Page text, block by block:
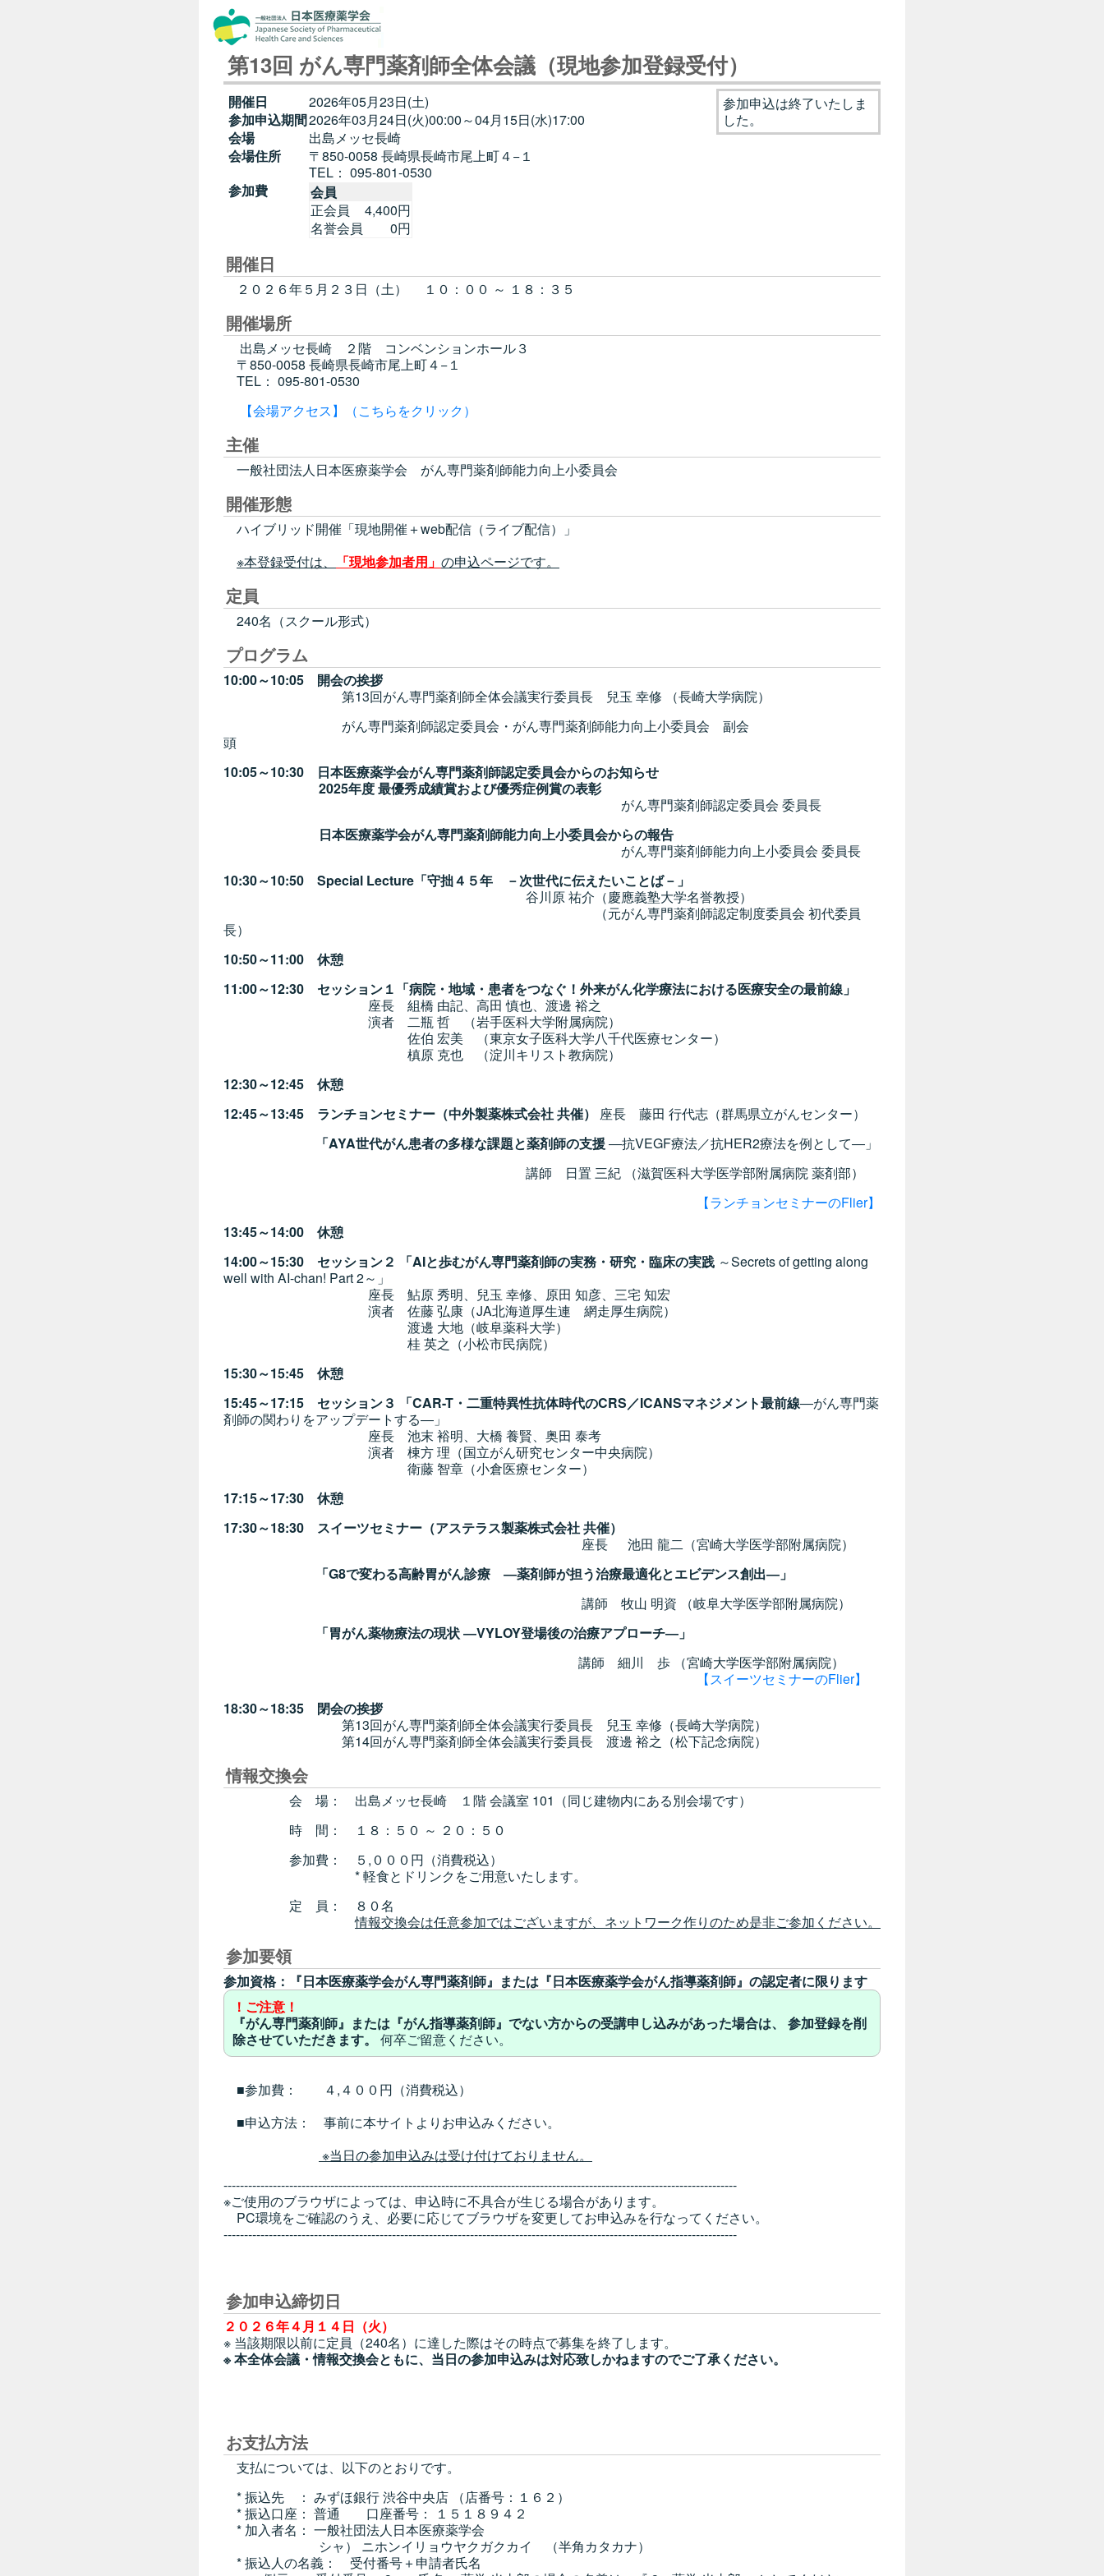
第13回 がん専門薬剤師全体会議（現地参加登録受付）
開催日
2026年05月23日(土)
参加申込期間2026年03月24日(火)00:00～04月15日(水)17:00
会場
出島メッセ長崎
会場住所
〒850-0058 長崎県長崎市尾上町４−１
TEL： 095-801-0530
参加費
会員
正会員
4,400円
名誉会員
0円
参加申込は終了いたしま
した。
開催日
２０２６年５月２３日（土） １０：００ ～ １８：３５
開催場所
出島メッセ長崎 ２階 コンベンションホール３
〒850-0058 長崎県長崎市尾上町４−１
TEL： 095-801-0530
【会場アクセス】（こちらをクリック）
主催
一般社団法人日本医療薬学会 がん専門薬剤師能力向上小委員会
開催形態
ハイブリッド開催「現地開催＋web配信（ライブ配信）」
※本登録受付は、
「現地参加者用」 の申込ページです。
定員
240名（スクール形式）
プログラム
10:00～10:05 開会の挨拶
第13回がん専門薬剤師全体会議実行委員長 兒玉 幸修 （長崎大学病院）
がん専門薬剤師認定委員会・がん専門薬剤師能力向上小委員会 副会
頭
10:05～10:30 日本医療薬学会がん専門薬剤師認定委員会からのお知らせ
2025年度 最優秀成績賞および優秀症例賞の表彰
がん専門薬剤師認定委員会 委員長
日本医療薬学会がん専門薬剤師能力向上小委員会からの報告
がん専門薬剤師能力向上小委員会 委員長
10:30～10:50 Special Lecture「守拙４５年 －次世代に伝えたいことば－」
谷川原 祐介（慶應義塾大学名誉教授）
（元がん専門薬剤師認定制度委員会 初代委員
長）
10:50～11:00 休憩
11:00～12:30 セッション１「病院・地域・患者をつなぐ！外来がん化学療法における医療安全の最前線」
座長 組橋 由記、高田 慎也、渡邊 裕之
演者 二瓶 哲 （岩手医科大学附属病院）
佐伯 宏美 （東京女子医科大学八千代医療センター）
槙原 克也 （淀川キリスト教病院）
12:30～12:45 休憩
12:45～13:45 ランチョンセミナー（中外製薬株式会社 共催）
座長 藤田 行代志（群馬県立がんセンター）
「AYA世代がん患者の多様な課題と薬剤師の支援―抗VEGF療法／抗HER2療法を例として―」
講師 日置 三紀 （滋賀医科大学医学部附属病院 薬剤部）
【ランチョンセミナーのFlier】
13:45～14:00 休憩
14:00～15:30 セッション２ 「AIと歩むがん専門薬剤師の実務・研究・臨床の実践 ～Secrets of getting along
well with AI-chan! Part 2～」
座長 鮎原 秀明、兒玉 幸修、原田 知彦、三宅 知宏
演者 佐藤 弘康（JA北海道厚生連 網走厚生病院）
渡邊 大地（岐阜薬科大学）
桂 英之（小松市民病院）
15:30～15:45 休憩
15:45～17:15 セッション３ 「CAR-T・二重特異性抗体時代のCRS／ICANSマネジメント最前線―がん専門薬
剤師の関わりをアップデートする―」
座長 池末 裕明、大橋 養賢、奥田 泰考
演者 棟方 理（国立がん研究センター中央病院）
衛藤 智章（小倉医療センター）
17:15～17:30 休憩
17:30～18:30 スイーツセミナー（アステラス製薬株式会社 共催）
座長 池田 龍二（宮崎大学医学部附属病院）
「G8で変わる高齢胃がん診療 ―薬剤師が担う治療最適化とエビデンス創出―」
講師 牧山 明資 （岐阜大学医学部附属病院）
「胃がん薬物療法の現状 ―VYLOY登場後の治療アプローチ―」
講師 細川 歩 （宮崎大学医学部附属病院）
【スイーツセミナーのFlier】
18:30～18:35 閉会の挨拶
第13回がん専門薬剤師全体会議実行委員長 兒玉 幸修（長崎大学病院）
第14回がん専門薬剤師全体会議実行委員長 渡邊 裕之（松下記念病院）
情報交換会
会 場： 出島メッセ長崎 １階 会議室 101（同じ建物内にある別会場です）
時 間： １８：５０ ～ ２０：５０
参加費： ５,０００円（消費税込）
* 軽食とドリンクをご用意いたします。
定 員： ８０名
情報交換会は任意参加ではございますが、ネットワーク作りのため是非ご参加ください。
参加要領
参加資格：『日本医療薬学会がん専門薬剤師』または『日本医療薬学会がん指導薬剤師』の認定者に限ります
！ご注意！
『がん専門薬剤師』または『がん指導薬剤師』でない方からの受講申し込みがあった場合は、 参加登録を削
除させていただきます。
何卒ご留意ください。
■参加費： ４,４００円（消費税込）
■申込方法： 事前に本サイトよりお申込みください。
※当日の参加申込みは受け付けておりません。
-----------------------------------------------------------------------------------------------------------------------------
※ご使用のブラウザによっては、申込時に不具合が生じる場合があります。
PC環境をご確認のうえ、必要に応じてブラウザを変更してお申込みを行なってください。
-----------------------------------------------------------------------------------------------------------------------------
参加申込締切日
２０２６年４月１４日（火）
※ 当該期限以前に定員（240名）に達した際はその時点で募集を終了します。
※ 本全体会議・情報交換会ともに、当日の参加申込みは対応致しかねますのでご了承ください。
お支払方法
支払については、以下のとおりです。
* 振込先 ： みずほ銀行 渋谷中央店 （店番号：１６２）
* 振込口座： 普通 口座番号： １５１８９４２
* 加入者名： 一般社団法人日本医療薬学会
シャ） ニホンイリョウヤクガクカイ （半角カタカナ）
* 振込人の名義： 受付番号＋申請者氏名